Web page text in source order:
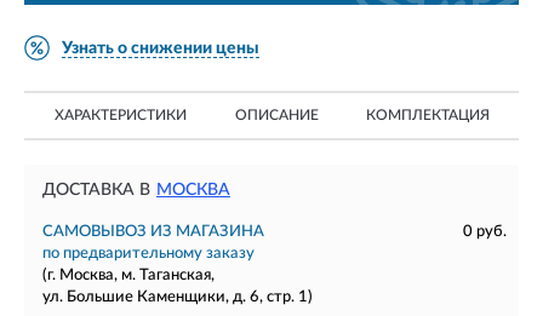
Узнать о снижении цены
ХАРАКТЕРИСТИКИ ОПИСАНИЕ КОМПЛЕКТАЦИЯ
ДОСТАВКА В МОСКВА
САМОВЫВОЗ ИЗ МАГАЗИНА
0 руб.
по предварительному заказу
(г. Москва, м. Таганская,
ул. Большие Каменщики, д. 6, стр. 1)